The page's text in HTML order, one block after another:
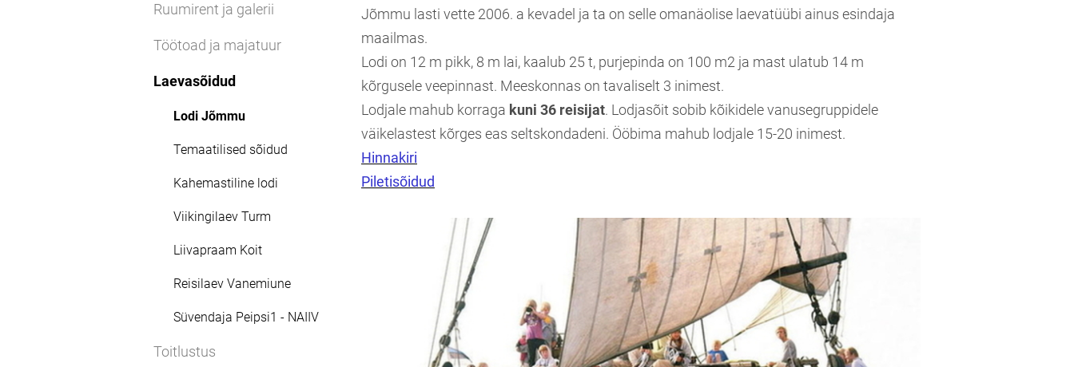
Ruumirent ja galerii
Töötoad ja majatuur
Laevasõidud
Lodi Jõmmu
Temaatilised sõidud
Kahemastiline lodi
Viikingilaev Turm
Liivapraam Koit
Reisilaev Vanemiune
Süvendaja Peipsi1 - NAIIV
Toitlustus
Jõmmu lasti vette 2006. a kevadel ja ta on selle omanäolise laevatüübi ainus esindaja
maailmas.
Lodi on 12 m pikk, 8 m lai, kaalub 25 t, purjepinda on 100 m2 ja mast ulatub 14 m
kõrgusele veepinnast. Meeskonnas on tavaliselt 3 inimest.
Lodjale mahub korraga kuni 36 reisijat. Lodjasõit sobib kõikidele vanusegruppidele
väikelastest kõrges eas seltskondadeni. Ööbima mahub lodjale 15-20 inimest.
Hinnakiri
Piletisõidud